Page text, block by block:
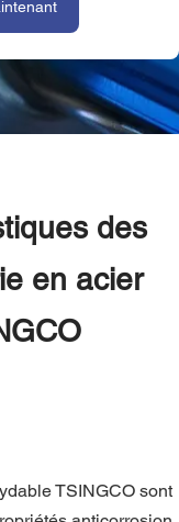
des
en acier
TSINGCO sont